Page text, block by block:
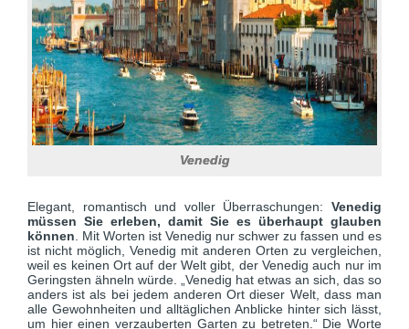
Venedig
Elegant, romantisch und voller Überraschungen: Venedig
müssen Sie erleben, damit Sie es überhaupt glauben
können . Mit Worten ist Venedig nur schwer zu fassen und es
ist nicht möglich, Venedig mit anderen Orten zu vergleichen,
weil es keinen Ort auf der Welt gibt, der Venedig auch nur im
Geringsten ähneln würde. „Venedig hat etwas an sich, das so
anders ist als bei jedem anderen Ort dieser Welt, dass man
alle Gewohnheiten und alltäglichen Anblicke hinter sich lässt,
um hier einen verzauberten Garten zu betreten.“ Die Worte